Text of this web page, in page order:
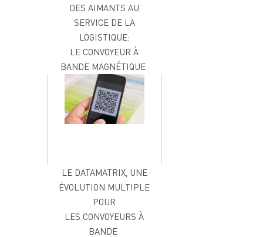
DES AIMANTS AU
SERVICE DE LA
LOGISTIQUE:
LE CONVOYEUR À
BANDE MAGNÉTIQUE
LE DATAMATRIX, UNE
ÉVOLUTION MULTIPLE
POUR
LES CONVOYEURS À
BANDE